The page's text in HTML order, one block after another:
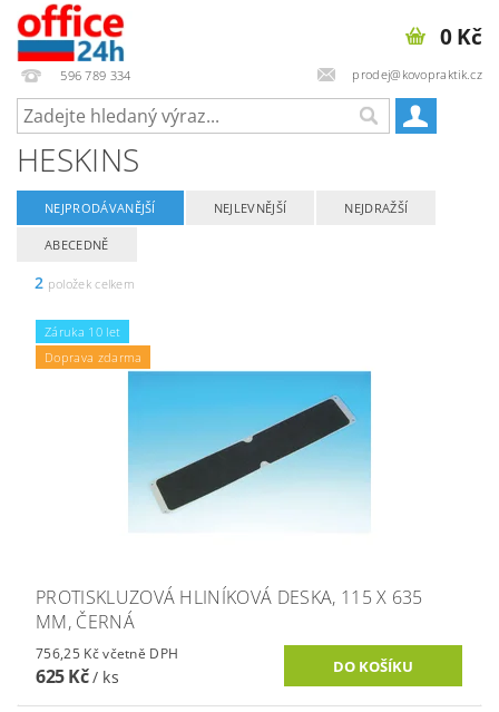
596 789 334 prodej@kovopraktik.cz
0 Kč
HESKINS
NEJPRODÁVANĚJŠÍ NEJLEVNĚJŠÍ NEJDRAŽŠÍ
ABECEDNĚ
2 položek celkem
Záruka 10 let
Doprava zdarma
PROTISKLUZOVÁ HLINÍKOVÁ DESKA, 115 X 635
MM, ČERNÁ
756,25 Kč včetně DPH
625 Kč/ ks